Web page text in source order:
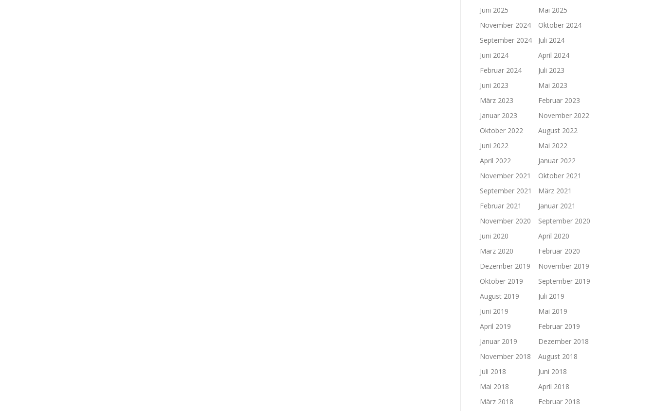
Juni 2025
Mai 2025
November 2024
Oktober 2024
September 2024
Juli 2024
Juni 2024
April 2024
Februar 2024
Juli 2023
Juni 2023
Mai 2023
März 2023
Februar 2023
Januar 2023
November 2022
Oktober 2022
August 2022
Juni 2022
Mai 2022
April 2022
Januar 2022
November 2021
Oktober 2021
September 2021
März 2021
Februar 2021
Januar 2021
November 2020
September 2020
Juni 2020
April 2020
März 2020
Februar 2020
Dezember 2019
November 2019
Oktober 2019
September 2019
August 2019
Juli 2019
Juni 2019
Mai 2019
April 2019
Februar 2019
Januar 2019
Dezember 2018
November 2018
August 2018
Juli 2018
Juni 2018
Mai 2018
April 2018
März 2018
Februar 2018